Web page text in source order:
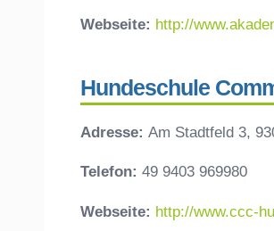
Webseite: http://
Hundeschule
Adresse: Am Stadtfeld 3,
Telefon: 49 9403 969980
Webseite: http://www.ccc-